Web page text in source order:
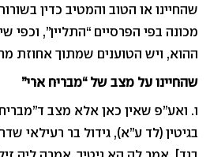
שהחיינו או הטוב והמטיב כדין
מכונה בפי הפרסיים “התליין”,
ההוא, ויש הטוענים שמתוך אחוזת
שהחיינו על מצב של “מבריח ארי”
ו. ואע”פ שאין כאן אלא מצב
בגיטין (לד ע”א), גידול בר רעילאי